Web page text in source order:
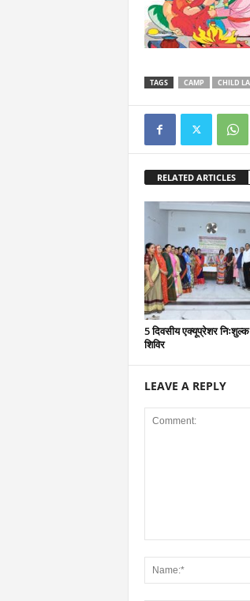
TAGS CAMP CHILD
RELATED ARTICLES
5 दिवसीय एक्यूप्रेशर निःशुल्क
शिविर
LEAVE A REPLY